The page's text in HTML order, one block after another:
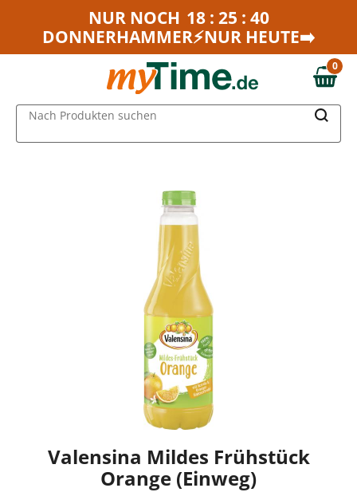
Zum Hauptinhalt springen
Zur Navigation springen
NUR NOCH 18 : 25 : 40
DONNERHAMMER⚡NUR HEUTE➡️
0,00 €
0
Nach Produkten suchen
Valensina Mildes Frühstück
Orange (Einweg)